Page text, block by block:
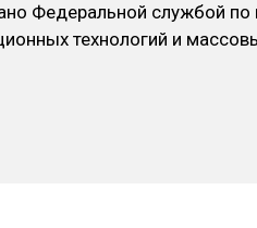
Федеральной службой по
технологий и